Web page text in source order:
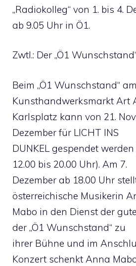
„Radiokolleg“ von 1. bis 4.
ab 9.05 Uhr in Ö1.
Zwtl.: Der „Ö1
Beim „Ö1 Wunschstand“ am
Kunsthandwerksmarkt Art
Karlsplatz kann von 21.
Dezember für LICHT INS
DUNKEL gespendet
12.00 bis 20.00 Uhr). Am 7.
Dezember ab 18.00 Uhr
österreichische Musikerin
Mabo in den Dienst der
der „Ö1 Wunschstand“ zu
ihrer Bühne und im
Konzert schenkt Anna